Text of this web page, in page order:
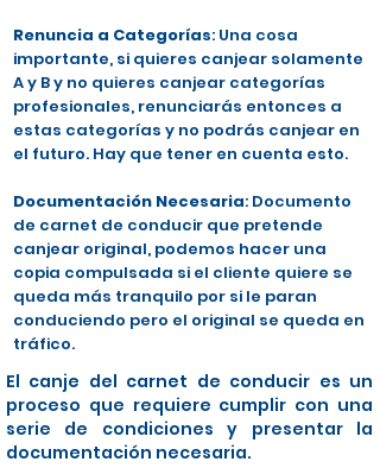
Renuncia a Categorías: Una cosa
importante, si quieres canjear solamente
A y B y no quieres canjear categorías
profesionales, renunciarás entonces a
estas categorías y no podrás canjear en
el futuro. Hay que tener en cuenta esto.
Documentación Necesaria: Documento
de carnet de conducir que pretende
canjear original, podemos hacer una
copia compulsada si el cliente quiere se
queda más tranquilo por si le paran
conduciendo pero el original se queda en
tráfico.
El canje del carnet de conducir es un
proceso que requiere cumplir con una
serie de condiciones y presentar la
documentación necesaria.